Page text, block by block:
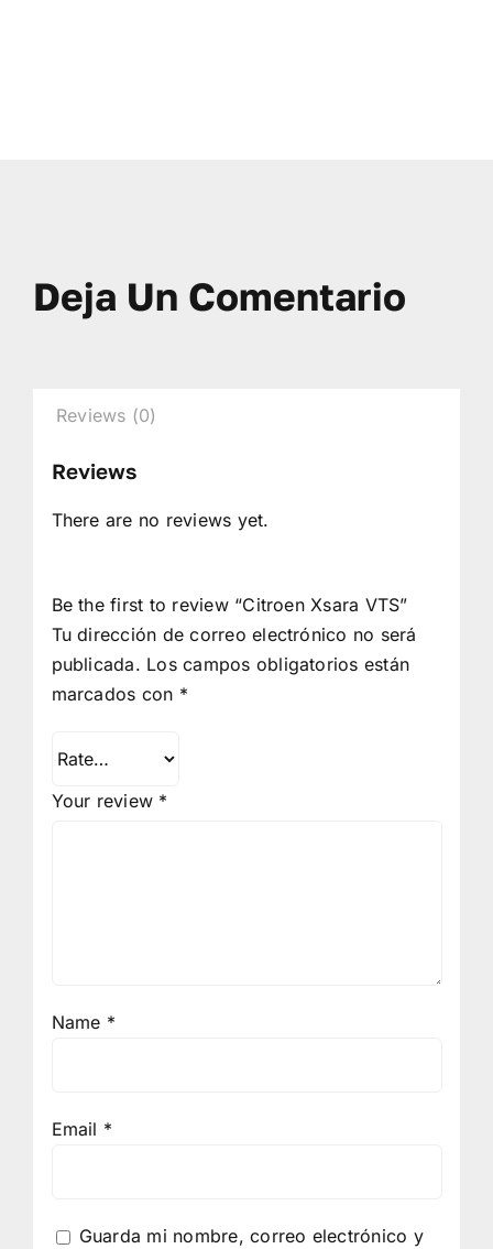
Deja Un Comentario
Reviews (0)
Reviews
There are no reviews yet.
Be the first to review “Citroen Xsara VTS”
Tu dirección de correo electrónico no será
publicada. Los campos obligatorios están
marcados con *
Your review *
Name *
Email *
Guarda mi nombre, correo electrónico y